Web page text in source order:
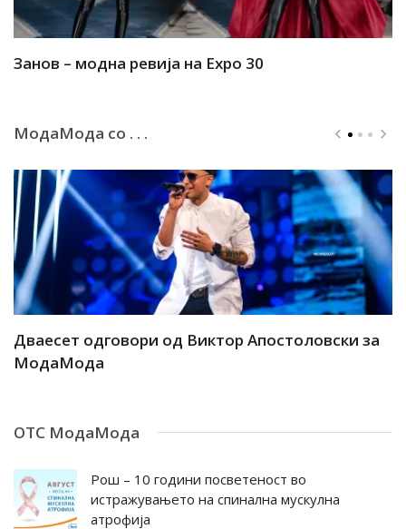
Занов – модна ревија на Expo 30
МодаМода со . . .
Дваесет одговори од Виктор Апостоловски за
МодаМода
ОТС МодаМода
Рош – 10 години посветеност во
истражувањето на спинална мускулна
атрофија